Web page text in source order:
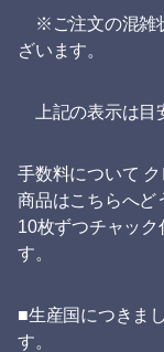
※ご注文の混雑
ざいます。
上記の表示は目
手数料について
商品はこちらへ
10枚ずつチャック
す。
■生産国につきま
す。